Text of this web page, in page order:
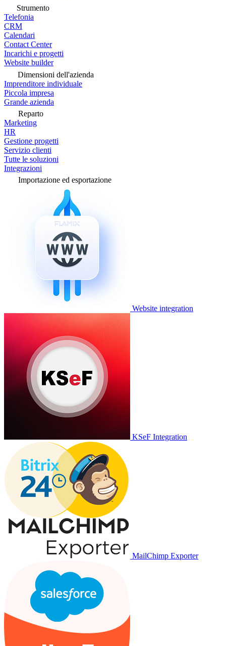
Strumento
Telefonia
CRM
Calendari
Contact Center
Incarichi e progetti
Website builder
Dimensioni dell'azienda
Imprenditore individuale
Piccola impresa
Grande azienda
Reparto
Marketing
HR
Gestione progetti
Servizio clienti
Tutte le soluzioni
Integrazioni
Importazione ed esportazione
Website integration
KSeF Integration
MailChimp Exporter